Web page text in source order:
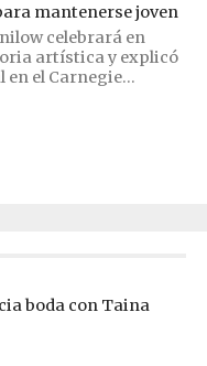
mantenerse joven
celebrará en
artística y explicó
en el Carnegie...
boda con Taina